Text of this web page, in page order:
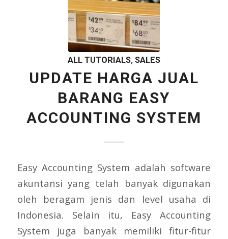
ALL TUTORIALS, SALES
UPDATE HARGA JUAL
BARANG EASY
ACCOUNTING SYSTEM
Easy Accounting System adalah software
akuntansi yang telah banyak digunakan
oleh beragam jenis dan level usaha di
Indonesia. Selain itu, Easy Accounting
System juga banyak memiliki fitur-fitur